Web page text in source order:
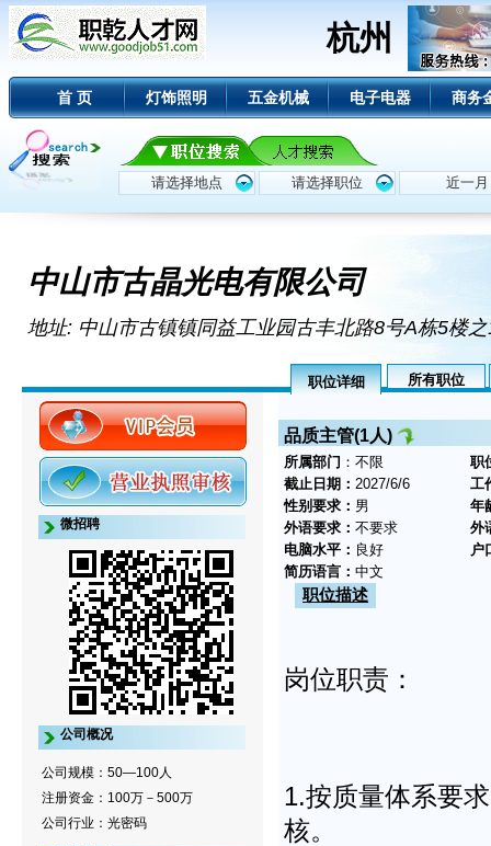
杭州
首 页 灯饰照明 五金机械 电子电器 商务
中山市古晶光电有限公司
地址: 中山市古镇镇同益工业园古丰北路8号A栋5楼
职位详细 所有职位
微招聘
公司概况
公司规模：50—100人
注册资金：100万－500万
公司行业：光密码
品质主管(1人)
所属部门 ：不限
职
截止日期： 2027/6/6
工
性别要求： 男
年
外语要求： 不要求
外
电脑水平： 良好
户
简历语言： 中文
职位描述
岗位职责：
1.按质量体系要
核。